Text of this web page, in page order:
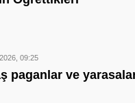
09:25
paganlar ve